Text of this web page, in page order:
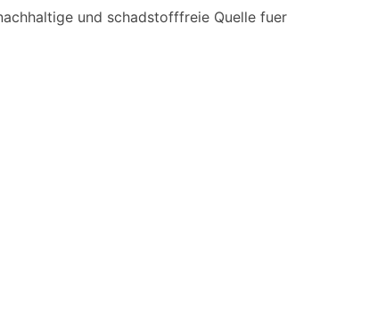
und schadstofffreie Quelle fuer